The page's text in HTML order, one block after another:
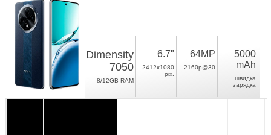
Dimensity
7050
8/12GB RAM
6.7"
2412x1080
pix.
64MP
2160p@30
5000
mAh
швидка
зарядка